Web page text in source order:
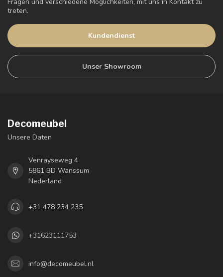
Fragen und verschiedene Möglichkeiten, mit uns in Kontakt zu
treten.
Kundendienst
Unser Showroom
Decomeubel
Unsere Daten
Venrayseweg 4
5861 BD Wanssum
Nederland
+31 478 234 235
+31623111753
info@decomeubel.nl